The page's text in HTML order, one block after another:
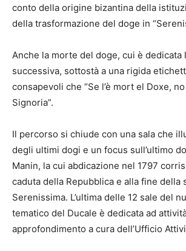
conto della origine bizantina della
della trasformazione del doge in
Anche la morte del doge, cui è dedicata
successiva, sottostà a una rigida
consapevoli che “Se l’è mort el Doxe, no
Signoria”.
Il percorso si chiude con una sala che
degli ultimi dogi e un focus sull’ultimo
Manin, la cui abdicazione nel 1797
caduta della Repubblica e alla fine della
Serenissima. L’ultima delle 12 sale del
tematico del Ducale è dedicata ad
approfondimento a cura dell’Ufficio